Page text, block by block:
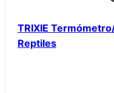
TRIXIE
Reptiles